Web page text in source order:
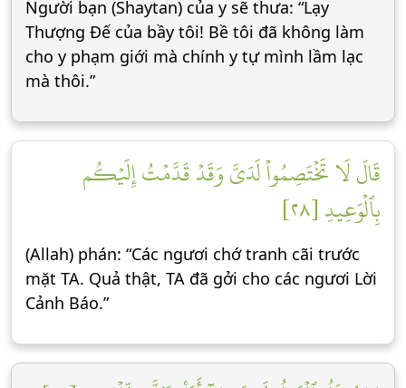
Người bạn (Shaytan) của y sẽ thưa: “Lạy
Thượng Đế của bầy tôi! Bề tôi đã không làm
cho y phạm giới mà chính y tự mình lầm lạc
mà thôi.”
قَالَ لَا تَخۡتَصِمُواْ لَدَيَّ وَقَدۡ قَدَّمۡتُ إِلَيۡكُم
بِٱلۡوَعِيدِ [٢٨]
(Allah) phán: “Các ngươi chớ tranh cãi trước
mặt TA. Quả thật, TA đã gởi cho các ngươi Lời
Cảnh Báo.”